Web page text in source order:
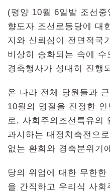
(평양 10월 6일발 조선
향도자 조선로동당에 대
지와 신뢰심이 전면적국
비상히 승화되는 속에
경축행사가 성대히 진행
온 나라 전체 당원들과
10월의 명절을 진정한
로, 사회주의조선특유의
과시하는 대정치축전으
없는 환희와 경축분위기
당의 위업에 대한 무한
을 간직하고 우리식 사